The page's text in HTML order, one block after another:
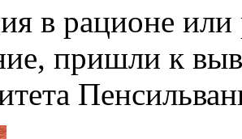
в рационе
пришли к